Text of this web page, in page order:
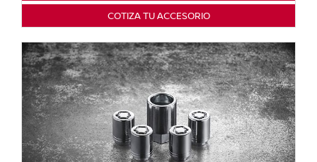
COTIZA TU ACCESORIO